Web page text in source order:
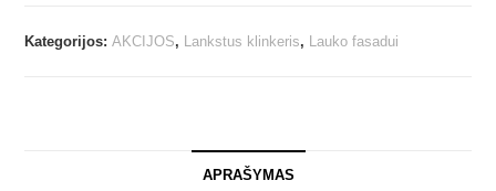
Kategorijos:AKCIJOS, Lankstus klinkeris, Lauko fasadui
APRAŠYMAS